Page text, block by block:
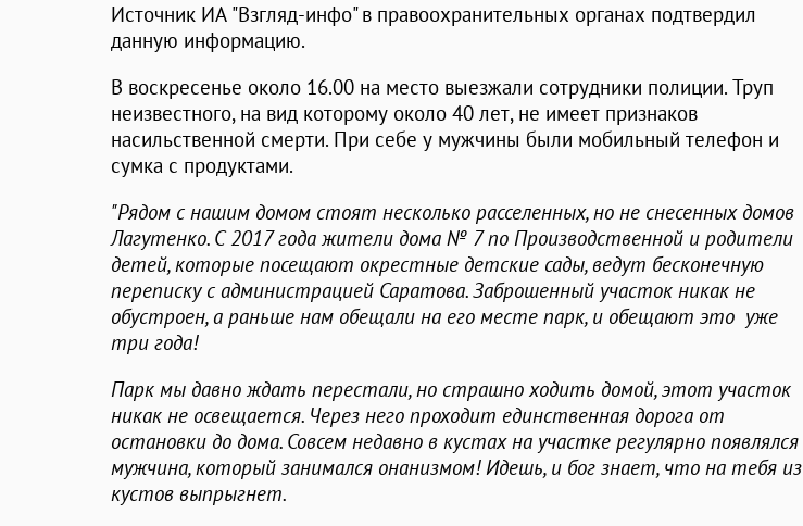
Источник ИА "Взгляд-инфо" в правоохранительных органах подтвердил
данную информацию.
В воскресенье около 16.00 на место выезжали сотрудники полиции. Труп
неизвестного, на вид которому около 40 лет, не имеет признаков
насильственной смерти. При себе у мужчины были мобильный телефон и
сумка с продуктами.
"Рядом с нашим домом стоят несколько расселенных, но не снесенных домов
Лагутенко. С 2017 года жители дома № 7 по Производственной и родители
детей, которые посещают окрестные детские сады, ведут бесконечную
переписку с администрацией Саратова. Заброшенный участок никак не
обустроен, а раньше нам обещали на его месте парк, и обещают это уже
три года!
Парк мы давно ждать перестали, но страшно ходить домой, этот участок
никак не освещается. Через него проходит единственная дорога от
остановки до дома. Совсем недавно в кустах на участке регулярно появлялся
мужчина, который занимался онанизмом! Идешь, и бог знает, что на тебя из
кустов выпрыгнет.